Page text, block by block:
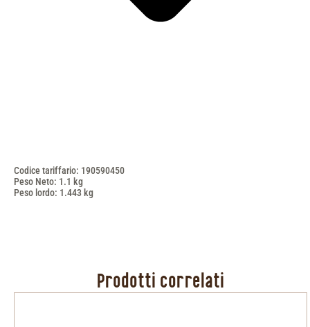
Codice tariffario: 190590450
Peso Neto: 1.1 kg
Peso lordo: 1.443 kg
Prodotti correlati